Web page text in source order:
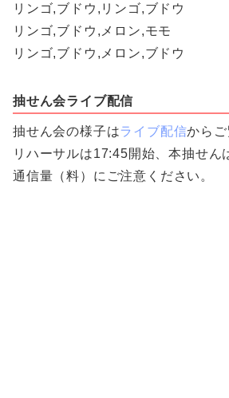
リンゴ,ブドウ,リンゴ,ブドウ
リンゴ,ブドウ,メロン,モモ
リンゴ,ブドウ,メロン,ブドウ
抽せん会ライブ配信
抽せん会の様子はライブ配信からご
リハーサルは17:45開始、本抽せん
通信量（料）にご注意ください。